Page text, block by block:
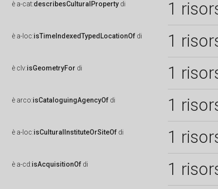
è a-cat:describesCulturalProperty di 1
è a-loc:isTimeIndexedTypedLocationOf di 1
è clv:isGeometryFor di 1
è arco:isCataloguingAgencyOf di 1
è a-loc:isCulturalInstituteOrSiteOf di 1
è a-cd:isAcquisitionOf di 1